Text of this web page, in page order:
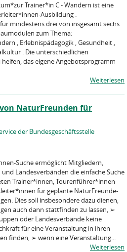
Trainer*in C - Wandern ist eine
Ausbildung .
mindestens drei von insgesamt sechs
zum Thema:
, Erlebnispädagogik , Gesundheit ,
. Die unterschiedlichen
das eigene Angebotsprogramm
Weiterlesen
NaturFreunden für
der Bundesgeschäftsstelle
Suche ermöglicht Mitgliedern,
Landesverbänden die einfache Suche
Trainer*innen, Tourenführer*innen
für geplante NaturFreunde-
Dies soll insbesondere dazu dienen,
auch dann stattfinden zu lassen, ➢
oder Landesverbände keine
für eine Veranstaltung in ihren
finden, ➢ wenn eine Veranstaltung...
Weiterlesen